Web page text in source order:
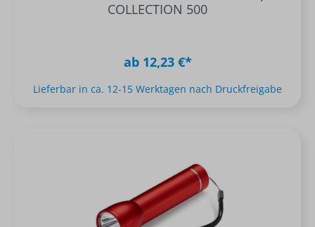
COLLECTION 500
ab 12,23 €*
Lieferbar in ca. 12-15 Werktagen nach Druckfreigabe